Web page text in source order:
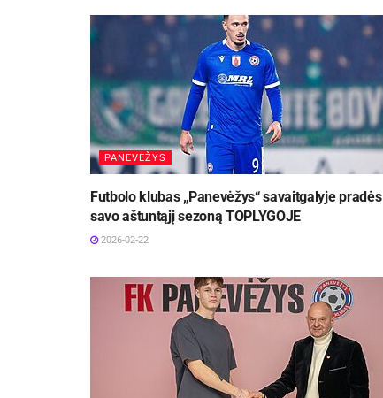
PANEVĖŽYS
Futbolo klubas „Panevėžys“ savaitgalyje pradės
savo aštuntąjį sezoną TOPLYGOJE
2026-02-22